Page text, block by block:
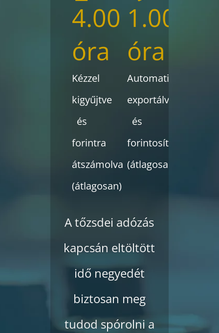
4.00
óra
Kézzel
kigyűjtve
és
forintra
átszámolva
(átlagosan)
1.00
óra
Automatikusan
exportálva
és
forintosítva
(átlagosan)
A tőzsdei adózás
kapcsán eltöltött
idő negyedét
biztosan meg
tudod spórolni a